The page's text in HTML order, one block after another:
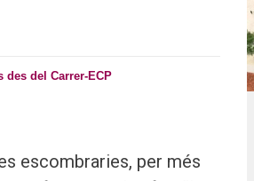
des del Carrer-ECP
escombraries, per més